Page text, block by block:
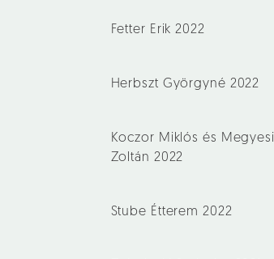
Fetter Erik 2022
Herbszt Györgyné 2022
Koczor Miklós és Megyesi
Zoltán 2022
Stube Étterem 2022